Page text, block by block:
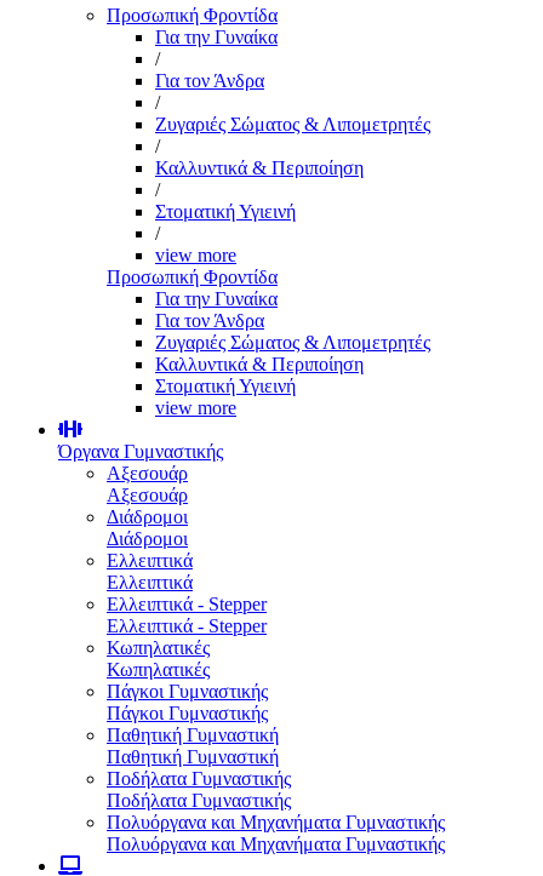
Προσωπική Φροντίδα
Για την Γυναίκα
/
Για τον Άνδρα
/
Ζυγαριές Σώματος & Λιπομετρητές
/
Καλλυντικά & Περιποίηση
/
Στοματική Υγιεινή
/
view more
Προσωπική Φροντίδα
Για την Γυναίκα
Για τον Άνδρα
Ζυγαριές Σώματος & Λιπομετρητές
Καλλυντικά & Περιποίηση
Στοματική Υγιεινή
view more
Όργανα Γυμναστικής
Αξεσουάρ
Αξεσουάρ
Διάδρομοι
Διάδρομοι
Ελλειπτικά
Ελλειπτικά
Ελλειπτικά - Stepper
Ελλειπτικά - Stepper
Κωπηλατικές
Κωπηλατικές
Πάγκοι Γυμναστικής
Πάγκοι Γυμναστικής
Παθητική Γυμναστική
Παθητική Γυμναστική
Ποδήλατα Γυμναστικής
Ποδήλατα Γυμναστικής
Πολυόργανα και Μηχανήματα Γυμναστικής
Πολυόργανα και Μηχανήματα Γυμναστικής